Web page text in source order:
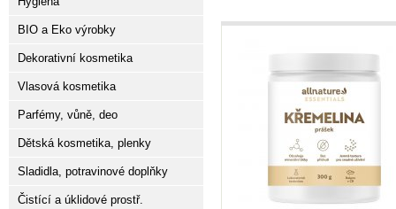
BIO a Eko výrobky
Dekorativní kosmetika
Vlasová kosmetika
Parfémy, vůně, deo
Dětská kosmetika, plenky
Sladidla, potravinové doplňky
Čistící a úklidové prostř.